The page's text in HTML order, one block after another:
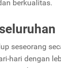
berkualitas.
seseorang
hari dengan